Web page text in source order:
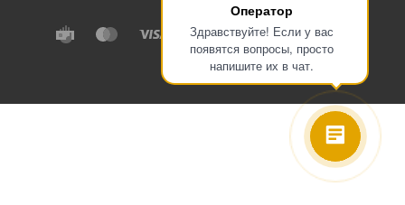
Оператор
Здравствуйте! Если у вас
появятся вопросы, просто
напишите их в чат.